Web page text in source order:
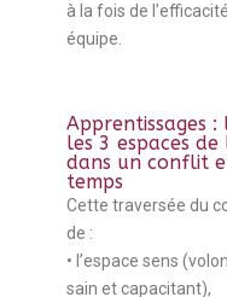
à la fois de
équipe.
Apprentissages
les 3 espaces
dans un conflit
temps
Cette traversée du
de :
• l’espace sens
sain et capacitant),